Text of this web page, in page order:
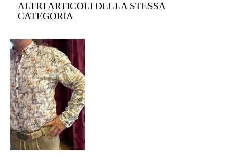
ALTRI ARTICOLI DELLA STESSA
CATEGORIA